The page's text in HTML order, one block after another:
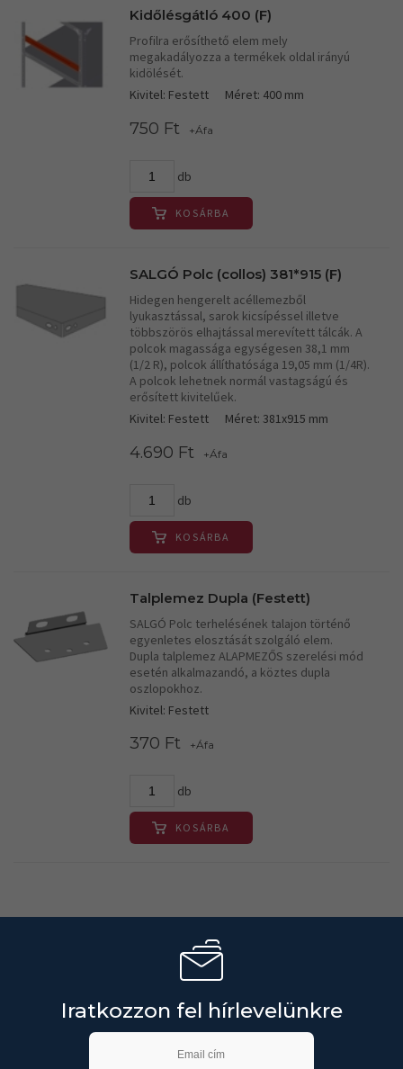
Kidőlésgátló 400 (F)
Profilra erősíthető elem mely
megakadályozza a termékek oldal irányú
kidölését.
Kivitel: Festett
Méret: 400 mm
750 Ft +Áfa
db
KOSÁRBA
SALGÓ Polc (collos) 381*915 (F)
Hidegen hengerelt acéllemezből
lyukasztással, sarok kicsípéssel illetve
többszörös elhajtással merevített tálcák. A
polcok magassága egységesen 38,1 mm
(1/2 R), polcok állíthatósága 19,05 mm (1/4R).
A polcok lehetnek normál vastagságú és
erősített kivitelűek.
Kivitel: Festett
Méret: 381x915 mm
4.690 Ft +Áfa
db
KOSÁRBA
Talplemez Dupla (Festett)
SALGÓ Polc terhelésének talajon történő
egyenletes elosztását szolgáló elem.
Dupla talplemez ALAPMEZŐS szerelési mód
esetén alkalmazandó, a köztes dupla
oszlopokhoz.
Kivitel: Festett
370 Ft +Áfa
db
KOSÁRBA
Iratkozzon fel hírlevelünkre